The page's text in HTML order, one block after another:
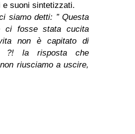
suoni sintetizzati.
siamo detti: ” Questa
ci fosse stata cucita
non è capitato di
?! la risposta che
riusciamo a uscire,